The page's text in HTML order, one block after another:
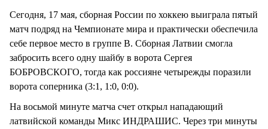
Сегодня, 17 мая, сборная России по хоккею выиграла пятый
матч подряд на Чемпионате мира и практически обеспечила
себе первое место в группе В. Сборная Латвии смогла
забросить всего одну шайбу в ворота Сергея
БОБРОВСКОГО, тогда как россияне четырежды поразили
ворота соперника (3:1, 1:0, 0:0).
На восьмой минуте матча счет открыл нападающий
латвийской команды Микс ИНДРАШИС. Через три минуты